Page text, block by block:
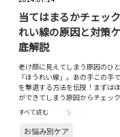
当てはまるかチェッ
れい線の原因と対策
底解説
老け顔に見えてしまう原因のひ
「ほうれい線」。あの手この手
を撃退する方法を伝授！まずは
ができてしまう原因からチェッ
すべて読む
お悩み別ケア